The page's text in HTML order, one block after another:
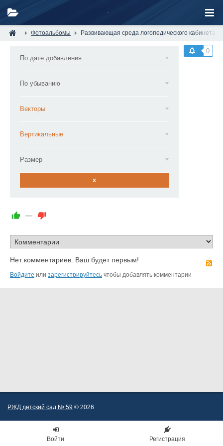
Фотоальбомы Развивающая среда логопедического кабинета
0
По дате добавления
По убыванию
Векторы
Вертикальные
Размер
x
—
Нет комментариев. Ваш будет первым!
Войдите или зарегистрируйтесь чтобы добавлять комментарии
РЖД детский сад № 59 © 2026
Войти Регистрация